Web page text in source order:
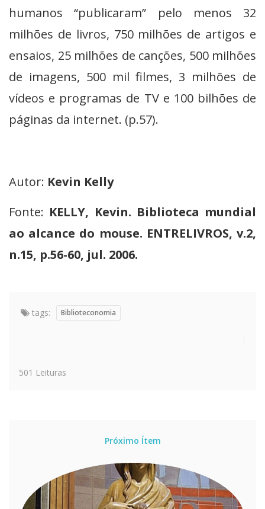
humanos “publicaram” pelo menos 32
milhões de livros, 750 milhões de artigos e
ensaios, 25 milhões de canções, 500 milhões
de imagens, 500 mil filmes, 3 milhões de
vídeos e programas de TV e 100 bilhões de
páginas da internet. (p.57).
Autor: Kevin Kelly
Fonte: KELLY, Kevin. Biblioteca mundial
ao alcance do mouse. ENTRELIVROS, v.2,
n.15, p.56-60, jul. 2006.
tags: Biblioteconomia
501 Leituras
Próximo Ítem